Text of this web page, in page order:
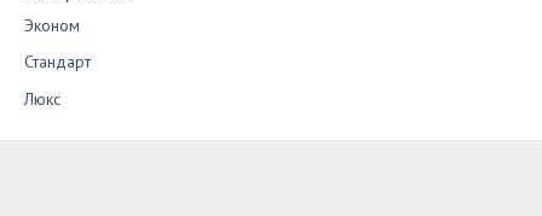
Эконом
Стандарт
Люкс